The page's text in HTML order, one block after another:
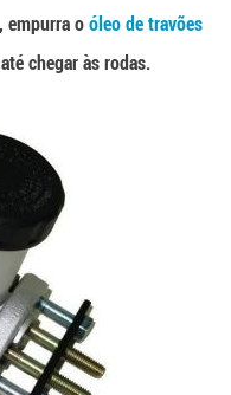
empurra oóleo de travões
chegar às rodas.